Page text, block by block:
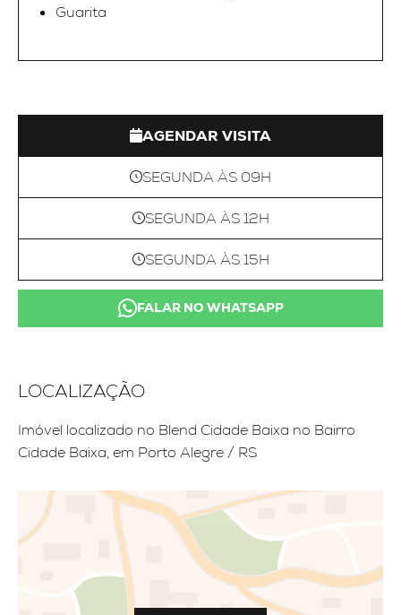
Guarita
AGENDAR VISITA
SEGUNDA ÀS 09H
SEGUNDA ÀS 12H
SEGUNDA ÀS 15H
FALAR NO WHATSAPP
LOCALIZAÇÃO
Imóvel localizado no Blend Cidade Baixa no Bairro
Cidade Baixa, em Porto Alegre / RS